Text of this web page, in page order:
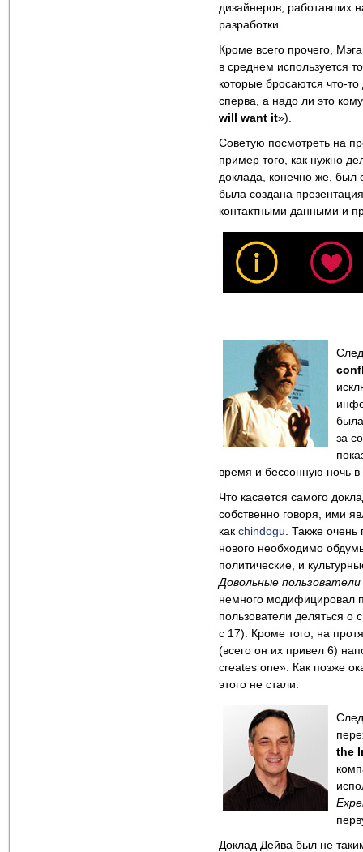
дизайнеров, работавших
разработки.
Кроме всего прочего,
в среднем используется
которые бросаются что-
сперва, а надо ли это
will want it»).
Советую посмотреть на
пример того, как нужно
доклада, конечно же, был
была создана
контактными данными и
за
время и бессонную ночь в
Что касается самого
собственно говоря, ими
как chindogu . Также
нового необходимо
политические, и
Довольные
немного модифицировал
пользователи деляться
с 17). Кроме того, на
(всего он их привел 6)
creates one». Как позже
этого не стали.
the
Доклад Дейва был не